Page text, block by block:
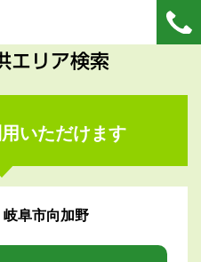
エリア検索
いただけます
阜市向加野